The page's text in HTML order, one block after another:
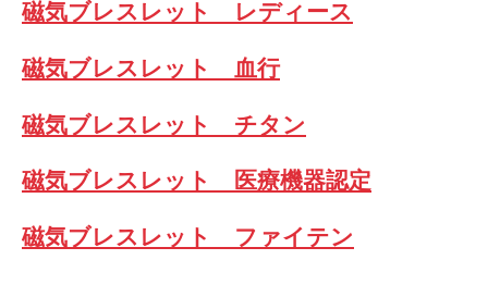
磁気ブレスレット レディース
磁気ブレスレット 血行
磁気ブレスレット チタン
磁気ブレスレット 医療機器認定
磁気ブレスレット ファイテン